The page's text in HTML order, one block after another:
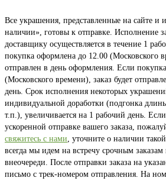
Все украшения, представленные на сайте и
наличии», готовы к отправке. Исполнение
доставщику осуществляется в течение 1
покупка оформлена до 12.00 (Московского
отправлен в день оформления. Если
(Московского времени), заказ будет
день. Срок исполнения некоторых
индивидуальной доработки (подгонка
т.п.), увеличивается на 1 рабочий день.
ускоренной отправке вашего заказа,
свяжитесь с нами, уточните о наличии
всегда мы идем на встречу срочным
внеочереди. После отправки заказа на
письмо с трек-номером отправления. На